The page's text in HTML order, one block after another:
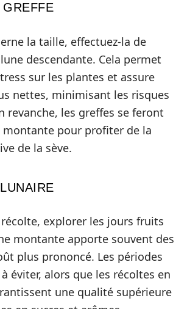
la taille, effectuez-la de
descendante. Cela permet
sur les plantes et assure
nettes, minimisant les risques
revanche, les greffes se feront
montante pour profiter de la
de la sève.
explorer les jours fruits
montante apporte souvent des
plus prononcé. Les périodes
à éviter, alors que les récoltes en
une qualité supérieure